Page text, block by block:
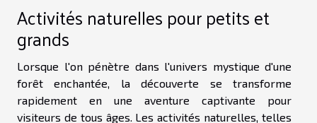
Activités naturelles pour petits et
grands
Lorsque l'on pénètre dans l'univers mystique d'une
forêt enchantée, la découverte se transforme
rapidement en une aventure captivante pour
visiteurs de tous âges. Les activités naturelles, telles